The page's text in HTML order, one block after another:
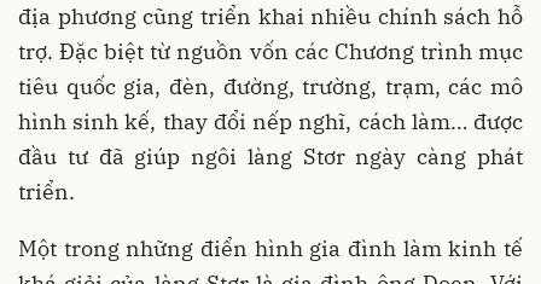
địa phương cũng triển khai nhiều chính sách hỗ
trợ. Đặc biệt từ nguồn vốn các Chương trình mục
tiêu quốc gia, đèn, đường, trường, trạm, các mô
hình sinh kế, thay đổi nếp nghĩ, cách làm… được
đầu tư đã giúp ngôi làng Stơr ngày càng phát
triển.
Một trong những điển hình gia đình làm kinh tế